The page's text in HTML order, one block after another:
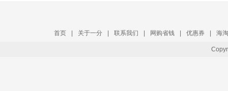
首页 关于一分 联系我们 网购省钱 优惠券 海淘